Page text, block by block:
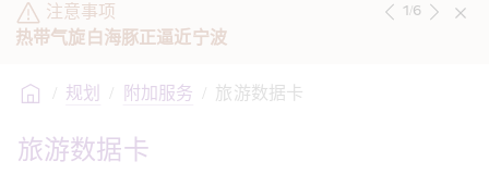
注意事项
热带气旋白海豚正逼近宁波
1/6
/ 规划 / 附加服务 / 旅游数据卡
旅游数据卡